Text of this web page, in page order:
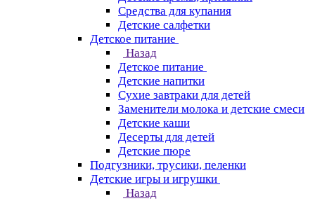
Средства для купания
Детские салфетки
Детское питание
Назад
Детское питание
Детские напитки
Сухие завтраки для детей
Заменители молока и детские смеси
Детские каши
Десерты для детей
Детские пюре
Подгузники, трусики, пеленки
Детские игры и игрушки
Назад